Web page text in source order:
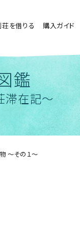
荘を借りる 購入ガイド
鑑
滞在記〜
〜その１〜